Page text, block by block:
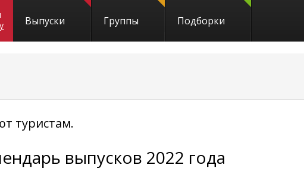
Выпуски Группы Подборки
туристам.
выпусков 2022 года